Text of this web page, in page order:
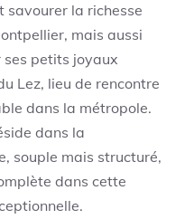
savourer la richesse
mais aussi
petits joyaux
Lez, lieu de rencontre
dans la métropole.
dans la
souple mais structuré,
dans cette